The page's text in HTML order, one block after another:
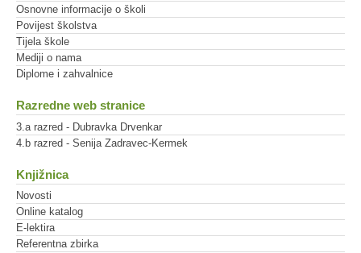
Osnovne informacije o školi
Povijest školstva
Tijela škole
Mediji o nama
Diplome i zahvalnice
Razredne web stranice
3.a razred - Dubravka Drvenkar
4.b razred - Senija Zadravec-Kermek
Knjižnica
Novosti
Online katalog
E-lektira
Referentna zbirka